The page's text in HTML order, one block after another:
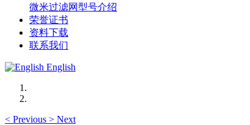
微米过滤网型号介绍
荣誉证书
资料下载
联系我们
English
< Previous > Next